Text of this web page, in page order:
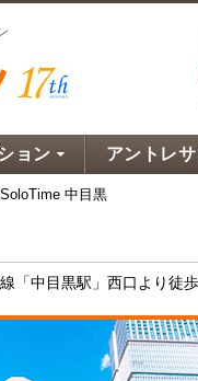
ョン アントレ
SoloTime 中目黒
「中目黒駅」西口より徒